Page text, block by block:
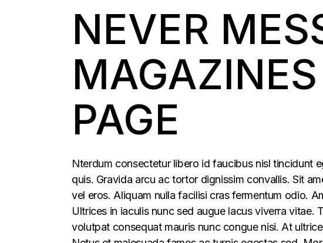
NEVER
PAGE
Nterdum consectetur libero id faucibus nisl tincidunt
quis. Gravida arcu ac tortor dignissim convallis. Sit
vel eros. Aliquam nulla facilisi cras fermentum odio.
Ultrices in iaculis nunc sed augue lacus viverra vitae.
volutpat consequat mauris nunc congue nisi. At